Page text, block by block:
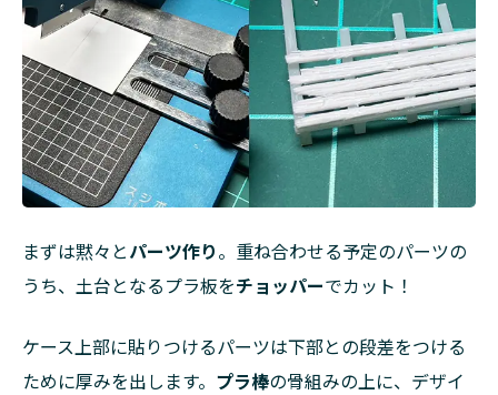
覗
き
んで
楽
し
め
る
ジ
ラ
マ
を
り
た
い
まずは黙々とパーツ作り。重ね合わせる予定のパーツの
うち、土台となるプラ板をチョッパーでカット！
ケース上部に貼りつけるパーツは下部との段差をつける
ために厚みを出します。 プラ棒の骨組みの上に、デザイ